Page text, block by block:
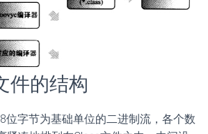
件的结构
位字节为基础单位的二进制流，各个数